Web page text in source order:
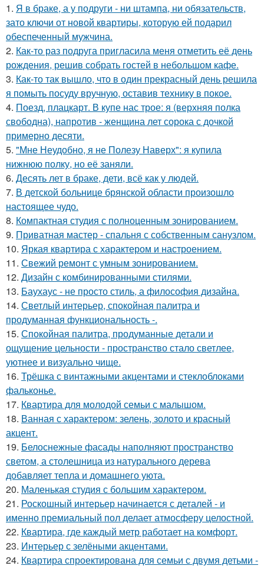
1. Я в браке, а у подруги - ни штампа, ни обязательств,
зато ключи от новой квартиры, которую ей подарил
обеспеченный мужчина.
2. Как-то раз подруга пригласила меня отметить её день
рождения, решив собрать гостей в небольшом кафе.
3. Как-то так вышло, что в один прекрасный день решила
я помыть посуду вручную, оставив технику в покое.
4. Поезд, плацкарт. В купе нас трое: я (верхняя полка
свободна), напротив - женщина лет сорока с дочкой
примерно десяти.
5. "Мне Неудобно, я не Полезу Наверх": я купила
нижнюю полку, но её заняли.
6. Десять лет в браке, дети, всё как у людей.
7. В детской больнице брянской области произошло
настоящее чудо.
8. Компактная студия с полноценным зонированием.
9. Приватная мастер - спальня с собственным санузлом.
10. Яркая квартира с характером и настроением.
11. Свежий ремонт с умным зонированием.
12. Дизайн с комбинированными стилями.
13. Баухаус - не просто стиль, а философия дизайна.
14. Светлый интерьер, спокойная палитра и
продуманная функциональность -.
15. Спокойная палитра, продуманные детали и
ощущение цельности - пространство стало светлее,
уютнее и визуально чище.
16. Трёшка с винтажными акцентами и стеклоблоками
фальконье.
17. Квартира для молодой семьи с малышом.
18. Ванная с характером: зелень, золото и красный
акцент.
19. Белоснежные фасады наполняют пространство
светом, а столешница из натурального дерева
добавляет тепла и домашнего уюта.
20. Маленькая студия с большим характером.
21. Роскошный интерьер начинается с деталей - и
именно премиальный пол делает атмосферу целостной.
22. Квартира, где каждый метр работает на комфорт.
23. Интерьер с зелёными акцентами.
24. Квартира спроектирована для семьи с двумя детьми -